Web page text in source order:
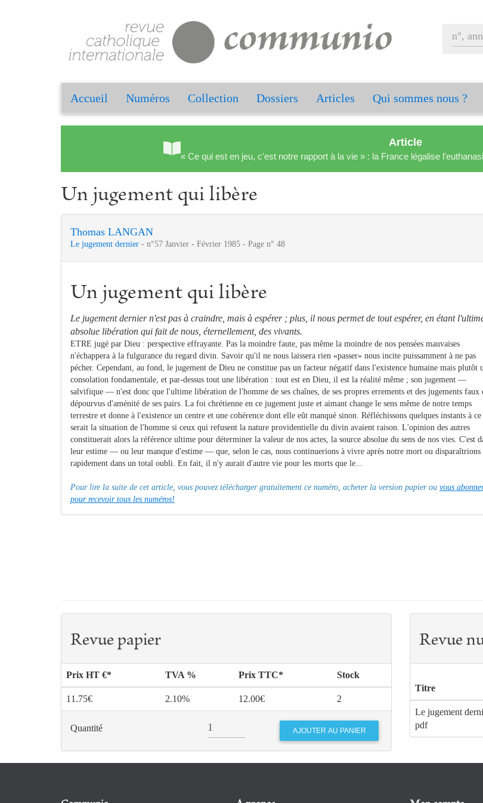
Accueil Numéros Collection Dossiers Articles Qui sommes nous ?
Article
« Ce qui est en jeu, c'est notre rapport à la vie » : la France légalise
Un jugement qui libère
Thomas LANGAN
Le jugement dernier - n°57 Janvier - Février 1985 - Page n° 48
Un jugement qui libère
Le jugement dernier n'est pas à craindre, mais à espé­rer ; plus, il nous permet de tout espérer, en étant l'ul­ti
absolue libération qui fait de nous, éternelle­ment, des vivants.
ETRE jugé par Dieu : perspective effrayante. Pas la moindre faute, pas même la moindre de nos pensées mauvaises
n'échappera à la fulgurance du regard divin. Savoir qu'il ne nous laissera rien «passer» nous incite puissamment à ne pas
pécher. Cependant, au fond, le jugement de Dieu ne constitue pas un facteur négatif dans l'existence humaine mais plutôt
consolation fondamentale, et par-dessus tout une libération : tout est en Dieu, il est la réalité même ; son jugement —
salvifique — n'est donc que l'ultime libération de l'homme de ses chaînes, de ses propres errements et des jugements faux
dépourvus d'aménité de ses pairs. La foi chrétienne en ce jugement juste et aimant change le sens même de notre temps
terrestre et donne à l'existence un centre et une cohérence dont elle eût manqué sinon. Réfléchissons quelques instants à ce
serait la situation de l'homme si ceux qui refusent la nature providentielle du divin avaient raison. L'opinion des autres
constituerait alors la référence ultime pour déterminer la valeur de nos actes, la source absolue du sens de nos vies. C'est
leur estime — ou leur manque d'estime — que, selon le cas, nous continuerions à vivre après notre mort ou disparaîtrions
rapidement dans un total oubli. En fait, il n'y aurait d'autre vie pour les morts que le...
Pour lire la suite de cet article, vous pouvez télécharger gratuitement ce numéro, acheter la version papier ou vous
pour recevoir tous les numéros!
Revue papier
Prix HT €* TVA % Prix TTC* Stock
11.75€ 2.10% 12.00€ 2
Quantité
Revue
Titre
Le jugement
pdf